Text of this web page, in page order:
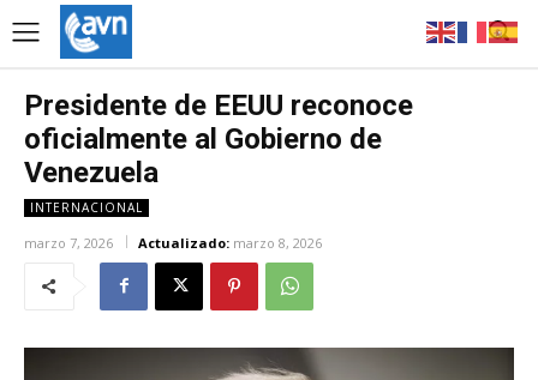
Presidente de EEUU reconoce
oficialmente al Gobierno de
Venezuela
INTERNACIONAL
marzo 7, 2026 Actualizado: marzo 8, 2026